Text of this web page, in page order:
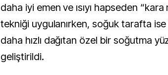
daha iyi emen ve ısıyı hapseden “kara
tekniği uygulanırken, soğuk tarafta ise
daha hızlı dağıtan özel bir soğutma
geliştirildi.